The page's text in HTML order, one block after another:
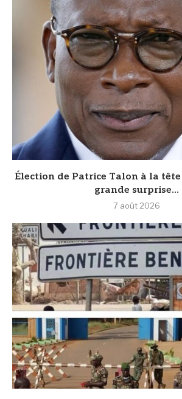
Élection de Patrice Talon à la tête
grande surprise...
7 août 2026